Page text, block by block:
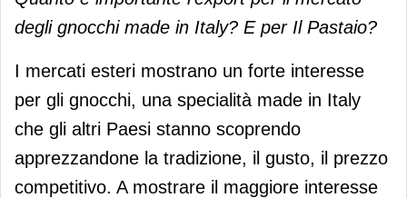
degli gnocchi made in Italy? E per Il Pastaio?
I mercati esteri mostrano un forte interesse
per gli gnocchi, una specialità made in Italy
che gli altri Paesi stanno scoprendo
apprezzandone la tradizione, il gusto, il prezzo
competitivo. A mostrare il maggiore interesse